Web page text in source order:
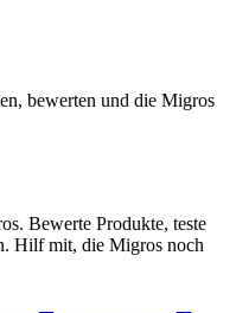
bewerten und die Migros
Bewerte Produkte, teste
Hilf mit, die Migros noch